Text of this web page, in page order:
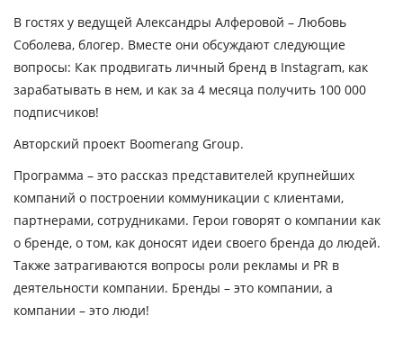
В гостях у ведущей Александры Алферовой – Любовь
Соболева, блогер. Вместе они обсуждают следующие
вопросы: Как продвигать личный бренд в Instagram, как
зарабатывать в нем, и как за 4 месяца получить 100 000
подписчиков!
Авторский проект Boomerang Group.
Программа – это рассказ представителей крупнейших
компаний о построении коммуникации с клиентами,
партнерами, сотрудниками. Герои говорят о компании как
о бренде, о том, как доносят идеи своего бренда до людей.
Также затрагиваются вопросы роли рекламы и PR в
деятельности компании. Бренды – это компании, а
компании – это люди!